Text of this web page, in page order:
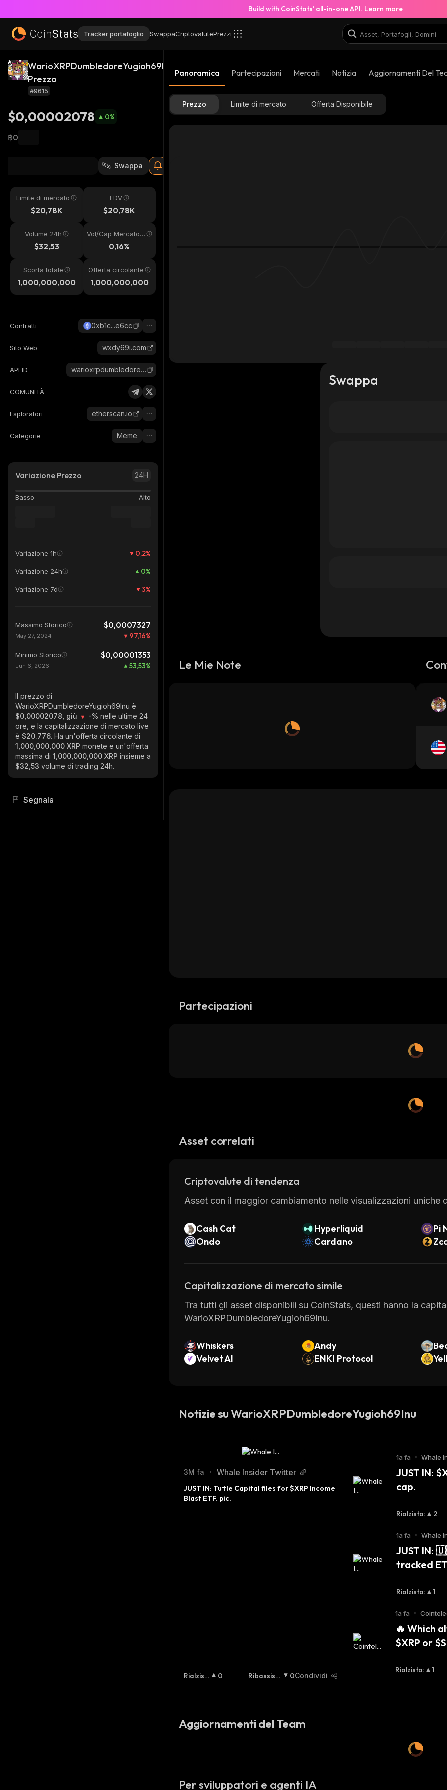
Build with CoinStats’ all-in-one API. Learn more
Tracker portafoglio SwappaCriptovalutePrezzi
WarioXRPDumbledoreYugioh69Inu
Prezzo
XRP
#9615
$0,00002078 0%
฿0
Swappa
Limite di mercato
$20,78K
FDV
$20,78K
Volume 24h
$32,53
Vol/Cap Mercato
0,16%
Scorta totale
1,000,000,000
Offerta circolante
1,000,000,000
Contratti 0xb1c...e6cc
Sito Web wxdy69i.com
API ID warioxrpdumbledoreyugioh69inu
COMUNITÀ
Esploratori etherscan.io
Categorie Meme
Variazione Prezzo 24H
Basso Alto
Variazione 1h 0,2%
Variazione 24h 0%
Variazione 7d 3%
Massimo Storico $0,0007327
May 27, 2024 97,16%
Minimo Storico $0,00001353
Jun 6, 2026 53,53%
Il prezzo di
WarioXRPDumbledoreYugioh69Inu è
$0,00002078, giù
-% nelle ultime 24
ore, e la capitalizzazione di mercato live
è $20.776. Ha un'offerta circolante di
1,000,000,000 XRP monete e un'offerta
massima di 1,000,000,000 XRP insieme a
$32,53 volume di trading 24h.
Segnala
Panoramica Partecipazioni Mercati Notizia Aggiornamenti Del
Prezzo Limite di mercato Offerta Disponibile
Swappa
Le Mie Note
Partecipazioni
Asset correlati
Criptovalute di tendenza
Asset con il maggior cambiamento nelle visualizzazioni uniche
Cash Cat Hyperliquid Pi
Ondo
Cardano
Capitalizzazione di mercato simile
Tra tutti gli asset disponibili su CoinStats, questi hanno la
WarioXRPDumbledoreYugioh69Inu.
Whiskers Andy
Velvet AI
ENKI Protocol
Notizie su WarioXRPDumbledoreYugioh69Inu
3M fa • Whale Insider Twitter
JUST IN: Tuttle Capital files for $XRP Income
Blast ETF. pic.
Rialzist
0
Ribassist
0Condividi
1a fa • Whale
JUST IN:
cap.
Rialzista: 2
1a fa • Whale
JUST IN:
tracked
Rialzista: 1
1a fa •
🔥 Which
$XRP or
Rialzista: 1
Aggiornamenti del Team
Per sviluppatori e agenti IA